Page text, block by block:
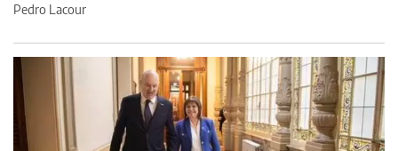
Pedro Lacour